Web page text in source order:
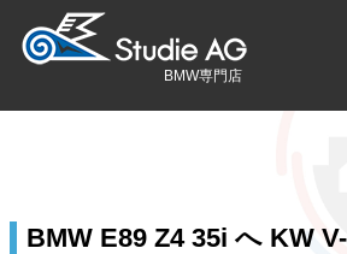
BMW専門店
BMW E89 Z4 35i へ KW